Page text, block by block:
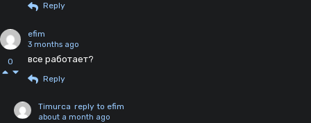
Reply
0
efim
3 months ago
все работает?
Reply
Timurca reply to efim
about a month ago